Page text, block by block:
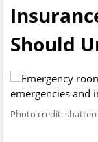
Should
Photo credit: